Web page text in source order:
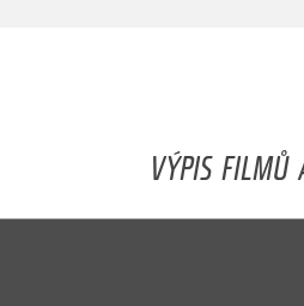
VÝPIS FILMŮ